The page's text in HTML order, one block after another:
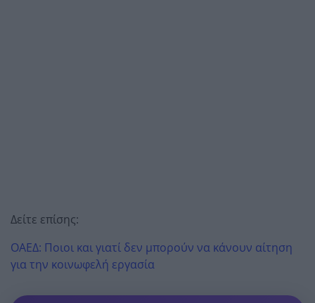
Δείτε επίσης:
ΟΑΕΔ: Ποιοι και γιατί δεν μπορούν να κάνουν αίτηση
για την κοινωφελή εργασία